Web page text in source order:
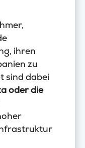
ihren
zu
sind dabei
oder die